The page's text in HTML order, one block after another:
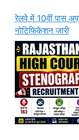
रेलवे में 10वीं पास
नोटिफिकेशन जारी